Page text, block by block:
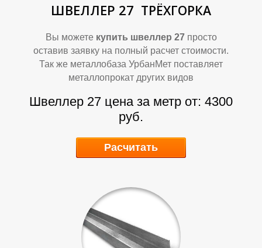
А
ШВЕЛЛЕР 27 ТРЁХГОРКА
Вы можете купить швеллер 27просто
оставив заявку на полный расчет стоимости.
Так же металлобаза УрбанМет поставляет
металлопрокат других видов
Швеллер 27 цена за метр от: 4300
руб.
Расчитать
А